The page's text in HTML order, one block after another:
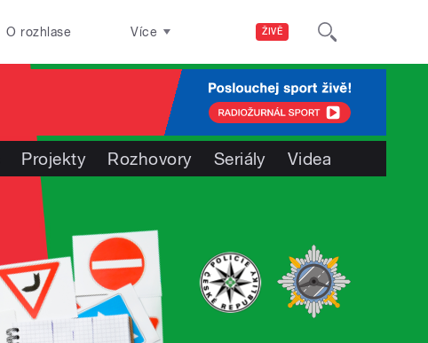
ŽIVĚ
O rozhlase Více
Projekty Rozhovory Seriály Videa